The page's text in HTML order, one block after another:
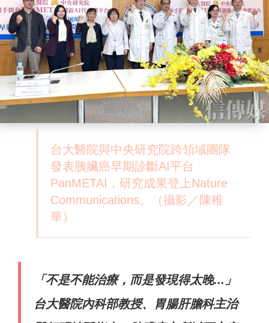
台大醫院與中央研究院跨領域團隊
發表胰臟癌早期診斷AI平台
PanMETAI，研究成果登上Nature
Communications。（攝影／陳稚
華）
「不是不能治療，而是發現得太晚...」
台大醫院內科部教授、胃腸肝膽科主治